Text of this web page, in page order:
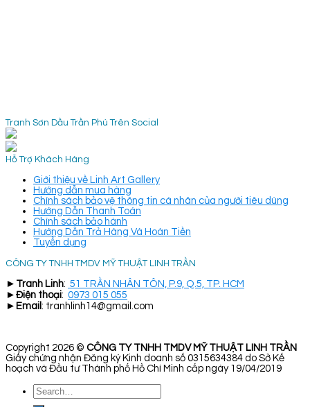
Tranh Sơn Dầu Trần Phú Trên Social
Hỗ Trợ Khách Hàng
Giới thiệu về Linh Art Gallery
Hướng dẫn mua hàng
Chính sách bảo vệ thông tin cá nhân của người tiêu dùng
Hướng Dẫn Thanh Toán
Chính sách bảo hành
Hướng Dẫn Trả Hàng Và Hoàn Tiền
Tuyển dụng
CÔNG TY TNHH TMDV MỸ THUẬT LINH TRẦN
► Tranh Linh: 51 TRẦN NHÂN TÔN, P.9, Q.5, TP. HCM
► Điện thoại: 0973 015 055
► Email : tranhlinh14@gmail.com
Copyright 2026 © CÔNG TY TNHH TMDV MỸ THUẬT LINH TRẦN
Giấy chứng nhận Đăng ký Kinh doanh số 0315634384 do Sở Kế
hoạch và Đầu tư Thành phố Hồ Chí Minh cấp ngày 19/04/2019
Search
for: